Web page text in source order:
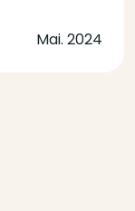
Mai. 2024